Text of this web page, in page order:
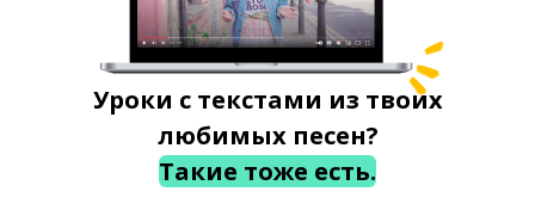
Уроки с текстами из твоих
любимых песен?
Такие тоже есть.